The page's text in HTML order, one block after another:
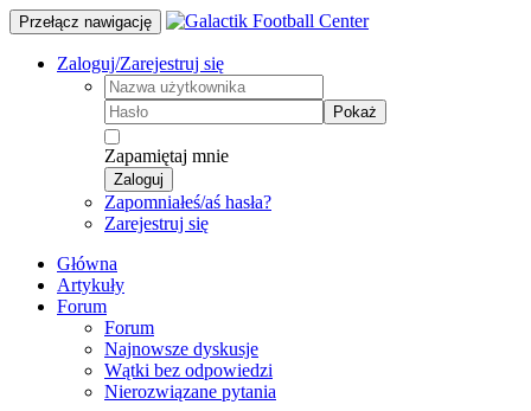
Przełącz nawigację
Zaloguj/Zarejestruj się
Pokaż
Zapamiętaj mnie
Zaloguj
Zapomniałeś/aś hasła?
Zarejestruj się
Główna
Artykuły
Forum
Forum
Najnowsze dyskusje
Wątki bez odpowiedzi
Nierozwiązane pytania